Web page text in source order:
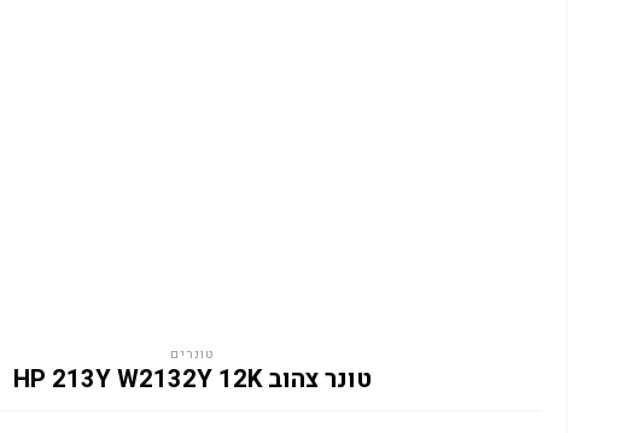
טונרים
טונר צהוב HP 213Y W2132Y 12K